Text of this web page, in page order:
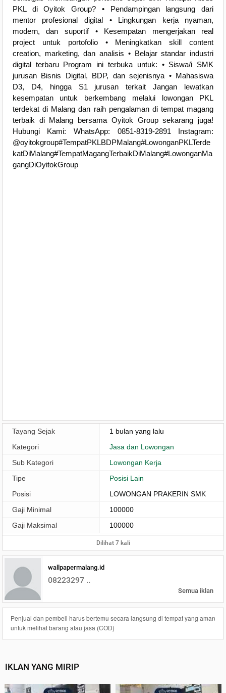
PKL di Oyitok Group? • Pendampingan langsung dari
mentor profesional digital • Lingkungan kerja nyaman,
modern, dan suportif • Kesempatan mengerjakan real
project untuk portofolio • Meningkatkan skill content
creation, marketing, dan analisis • Belajar standar industri
digital terbaru Program ini terbuka untuk: • Siswa/i SMK
jurusan Bisnis Digital, BDP, dan sejenisnya • Mahasiswa
D3, D4, hingga S1 jurusan terkait Jangan lewatkan
kesempatan untuk berkembang melalui lowongan PKL
terdekat di Malang dan raih pengalaman di tempat magang
terbaik di Malang bersama Oyitok Group sekarang juga!
Hubungi Kami: WhatsApp: 0851-8319-2891 Instagram:
@oyitokgroup#TempatPKLBDPMalang#LowonganPKLTerde
katDiMalang#TempatMagangTerbaikDiMalang#LowonganMa
gangDiOyitokGroup
Tayang Sejak
1 bulan yang lalu
Kategori
Jasa dan Lowongan
Sub Kategori
Lowongan Kerja
Tipe
Posisi Lain
Posisi
LOWONGAN PRAKERIN SMK
Gaji Minimal
100000
Gaji Maksimal
100000
Dilihat 7 kali
wallpapermalang.id
08223297 ..
Semua iklan
Penjual dan pembeli harus bertemu secara langsung di tempat yang aman
untuk melihat barang atau jasa (COD)
IKLAN YANG MIRIP